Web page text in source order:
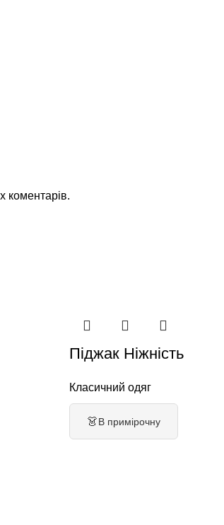
коментарів.
Піджак Ніжність
Класичний одяг
👗В примірочну